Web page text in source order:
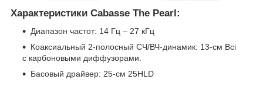
Характеристики Cabasse The Pearl:
Диапазон частот: 14 Гц – 27 кГц
Коаксиальный 2-полосный СЧ/ВЧ-динамик: 13-см Bci
с карбоновыми диффузорами.
Басовый драйвер: 25-см 25HLD